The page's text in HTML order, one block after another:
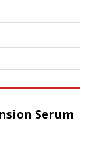
Serum